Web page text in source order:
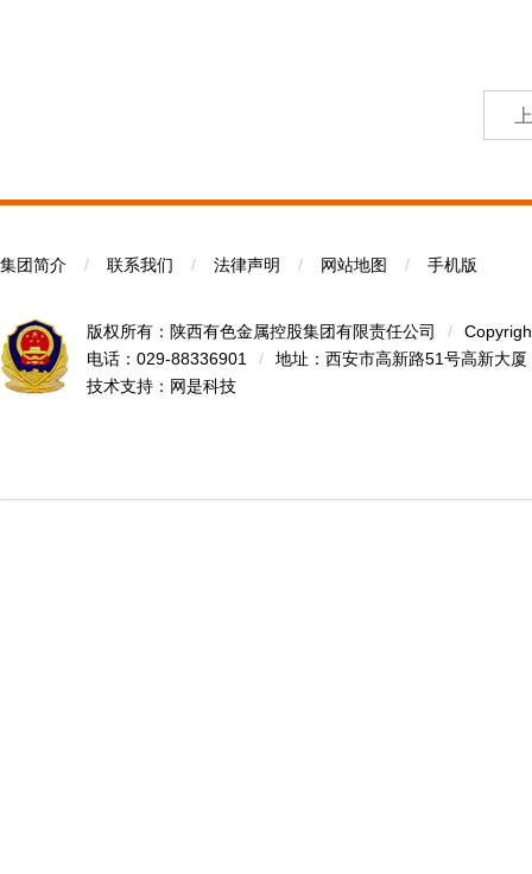
集团简介 / 联系我们 / 法律声明 / 网站地图 / 手机版
版权所有：陕西有色金属控股集团有限责任公司 /
电话：029-88336901
/
地址：西安市高新路51号高新大厦
技术支持： 网是科技